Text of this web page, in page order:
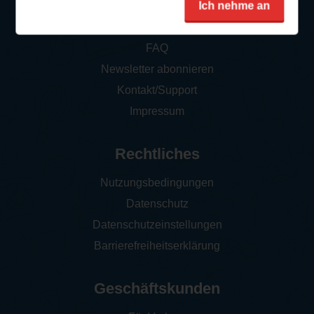
Ich nehme an
So funktioniert‘s
FAQ
Newsletter abonnieren
Kontakt/Support
Impressum
Rechtliches
Nutzungsbedingungen
Datenschutz
Datenschutzeinstellungen
Barrierefreiheitserklärung
Geschäftskunden